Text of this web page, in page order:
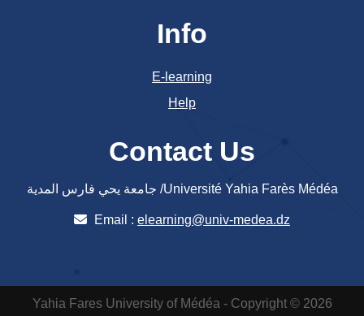
Info
E-learning
Help
Contact Us
جامعة يحي فارس المدية /Université Yahia Farès Médéa
Email : elearning@univ-medea.dz
Yahia Fares University of Médéa - Copyright © 2026